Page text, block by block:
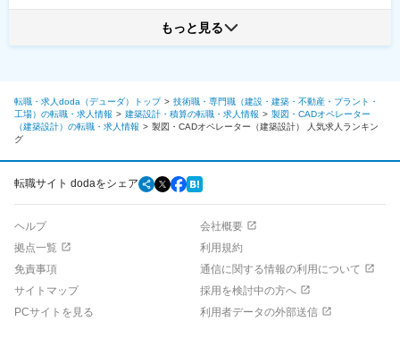
もっと見る
転職・求人doda（デューダ）トップ
技術職・専門職（建設・建築・不動産・プラント・
工場）の転職・求人情報
建築設計・積算の転職・求人情報
製図・CADオペレーター
（建築設計）の転職・求人情報
製図・CADオペレーター（建築設計）
人気求人ランキン
グ
転職サイト dodaをシェア
ヘルプ
会社概要
拠点一覧
利用規約
免責事項
通信に関する情報の利用について
サイトマップ
採用を検討中の方へ
PCサイトを見る
利用者データの外部送信